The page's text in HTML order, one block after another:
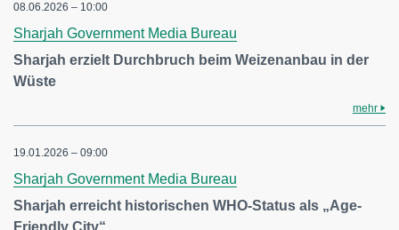
08.06.2026 – 10:00
Sharjah Government Media Bureau
Sharjah erzielt Durchbruch beim Weizenanbau in der
Wüste
mehr
19.01.2026 – 09:00
Sharjah Government Media Bureau
Sharjah erreicht historischen WHO-Status als „Age-
Friendly City“